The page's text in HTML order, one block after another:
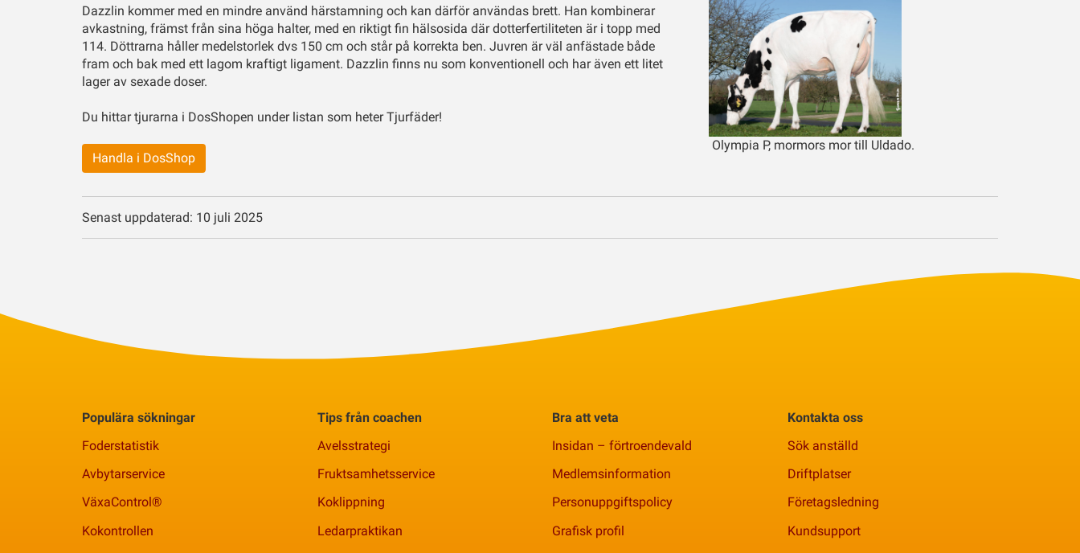
Dazzlin kommer med en mindre använd härstamning och kan därför användas brett. Han kombinerar
avkastning, främst från sina höga halter, med en riktigt fin hälsosida där dotterfertiliteten är i topp med
114. Döttrarna håller medelstorlek dvs 150 cm och står på korrekta ben. Juvren är väl anfästade både
fram och bak med ett lagom kraftigt ligament. Dazzlin finns nu som konventionell och har även ett litet
lager av sexade doser.
Du hittar tjurarna i DosShopen under listan som heter Tjurfäder!
Handla i DosShop
Olympia P, mormors mor till Uldado.
Senast uppdaterad: 10 juli 2025
Populära sökningar
Foderstatistik
Avbytarservice
VäxaControl®
Kokontrollen
Tips från coachen
Avelsstrategi
Fruktsamhetsservice
Koklippning
Ledarpraktikan
Bra att veta
Insidan – förtroendevald
Medlemsinformation
Personuppgiftspolicy
Grafisk profil
Kontakta oss
Sök anställd
Driftplatser
Företagsledning
Kundsupport